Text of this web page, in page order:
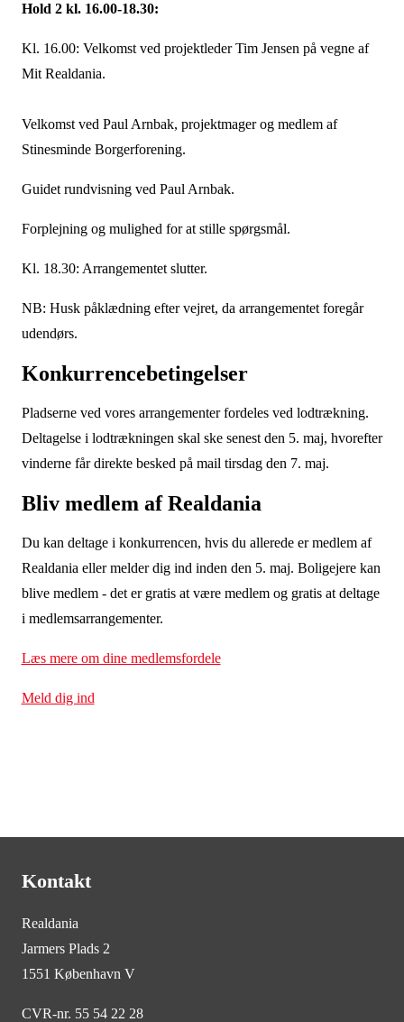
Hold 2 kl. 16.00-18.30:
Kl. 16.00: Velkomst ved projektleder Tim Jensen på vegne af
Mit Realdania.
Velkomst ved Paul Arnbak, projektmager og medlem af
Stinesminde Borgerforening.
Guidet rundvisning ved Paul Arnbak.
Forplejning og mulighed for at stille spørgsmål.
Kl. 18.30: Arrangementet slutter.
NB: Husk påklædning efter vejret, da arrangementet foregår
udendørs.
Konkurrencebetingelser
Pladserne ved vores arrangementer fordeles ved lodtrækning.
Deltagelse i lodtrækningen skal ske senest den 5. maj, hvorefter
vinderne får direkte besked på mail tirsdag den 7. maj.
Bliv medlem af Realdania
Du kan deltage i konkurrencen, hvis du allerede er medlem af
Realdania eller melder dig ind inden den 5. maj. Boligejere kan
blive medlem - det er gratis at være medlem og gratis at deltage
i medlemsarrangementer.
Læs mere om dine medlemsfordele
Meld dig ind
Kontakt
Realdania
Jarmers Plads 2
1551 København V
CVR-nr. 55 54 22 28